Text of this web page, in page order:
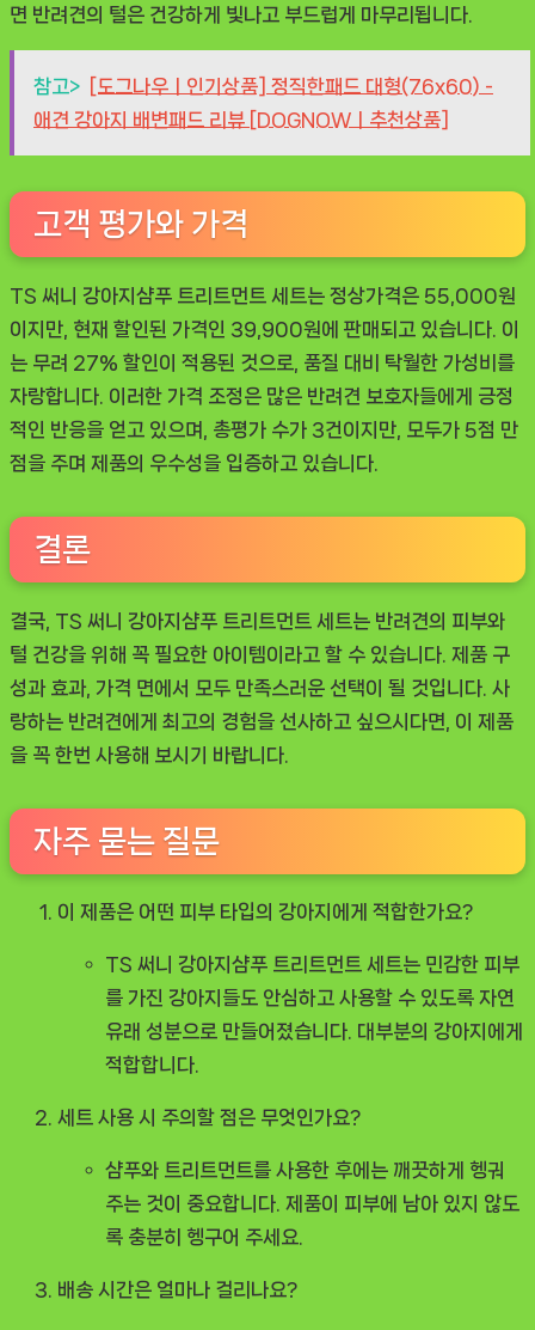
면 반려견의 털은 건강하게 빛나고 부드럽게 마무리됩니다.
참고> [도그나우ㅣ인기상품] 정직한패드 대형(76x60) -
애견 강아지 배변패드 리뷰 [DOGNOWㅣ추천상품]
고객 평가와 가격
TS 써니 강아지샴푸 트리트먼트 세트는 정상가격은 55,000원
이지만, 현재 할인된 가격인 39,900원에 판매되고 있습니다. 이
는 무려 27% 할인이 적용된 것으로, 품질 대비 탁월한 가성비를
자랑합니다. 이러한 가격 조정은 많은 반려견 보호자들에게 긍정
적인 반응을 얻고 있으며, 총평가 수가 3건이지만, 모두가 5점 만
점을 주며 제품의 우수성을 입증하고 있습니다.
결론
결국, TS 써니 강아지샴푸 트리트먼트 세트는 반려견의 피부와
털 건강을 위해 꼭 필요한 아이템이라고 할 수 있습니다. 제품 구
성과 효과, 가격 면에서 모두 만족스러운 선택이 될 것입니다. 사
랑하는 반려견에게 최고의 경험을 선사하고 싶으시다면, 이 제품
을 꼭 한번 사용해 보시기 바랍니다.
자주 묻는 질문
이 제품은 어떤 피부 타입의 강아지에게 적합한가요?
TS 써니 강아지샴푸 트리트먼트 세트는 민감한 피부
를 가진 강아지들도 안심하고 사용할 수 있도록 자연
유래 성분으로 만들어졌습니다. 대부분의 강아지에게
적합합니다.
세트 사용 시 주의할 점은 무엇인가요?
샴푸와 트리트먼트를 사용한 후에는 깨끗하게 헹궈
주는 것이 중요합니다. 제품이 피부에 남아 있지 않도
록 충분히 헹구어 주세요.
배송 시간은 얼마나 걸리나요?